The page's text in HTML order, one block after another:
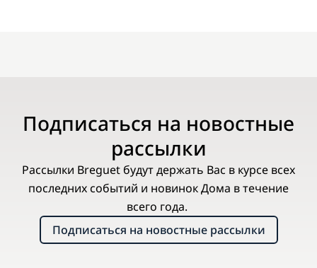
Подписаться на новостные
рассылки
Рассылки Breguet будут держать Вас в курсе всех
последних событий и новинок Дома в течение
всего года.
Подписаться на новостные рассылки